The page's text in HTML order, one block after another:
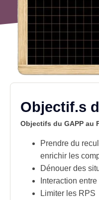
Objectif.s
Objectifs du GAPP au
Prendre du
enrichir les
Dénouer des
Interaction
Limiter les RPS